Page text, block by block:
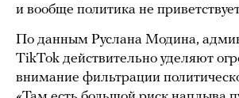
и вообще политика не
По данным Руслана Модина,
TikTok действительно уделяют
внимание фильтрации